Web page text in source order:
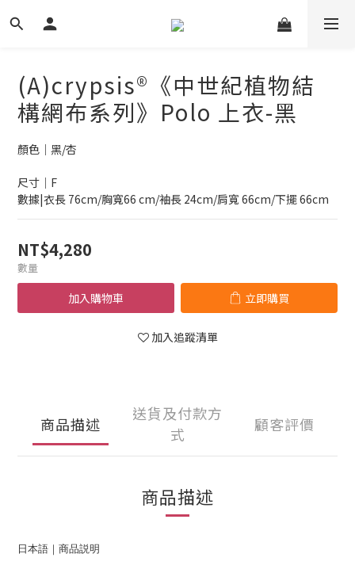
(A)crypsis®《中世紀植物結
構網布系列》Polo 上衣-黑
顏色｜黑/杏
尺寸｜F
數據|衣長 76cm/胸寬66 cm/袖長 24cm/肩寬 66cm/下擺 66cm
NT$4,280
數量
加入購物車 立即購買
加入追蹤清單
商品描述
送貨及付款方
式
顧客評價
商品描述
日本語｜商品説明